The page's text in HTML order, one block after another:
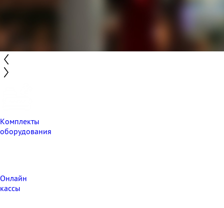
Комплекты
оборудования
Онлайн
кассы